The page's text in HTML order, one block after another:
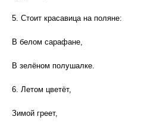
5. Стоит красавица на поляне:
В белом сарафане,
В зелёном полушалке.
6. Летом цветёт,
Зимой греет,